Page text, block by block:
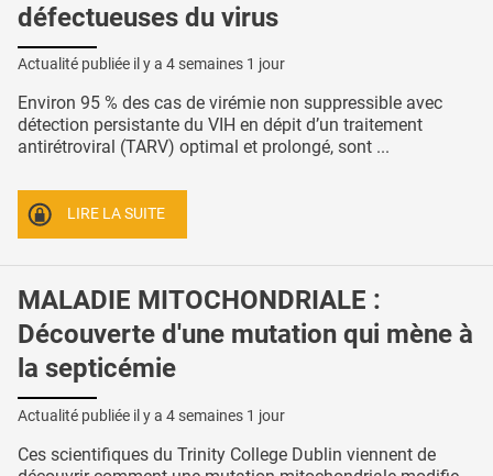
défectueuses du virus
Actualité publiée il y a 4 semaines 1 jour
Environ 95 % des cas de virémie non suppressible avec
détection persistante du VIH en dépit d’un traitement
antirétroviral (TARV) optimal et prolongé, sont ...
LIRE LA SUITE
MALADIE MITOCHONDRIALE :
Découverte d'une mutation qui mène à
la septicémie
Actualité publiée il y a 4 semaines 1 jour
Ces scientifiques du Trinity College Dublin viennent de